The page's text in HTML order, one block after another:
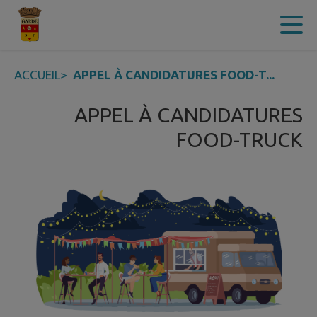
Contenu
ACCUEIL> APPEL À CANDIDATURES FOOD-T...
APPEL À CANDIDATURES
FOOD-TRUCK